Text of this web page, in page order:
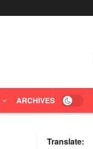
ARCHIVES
Translate: